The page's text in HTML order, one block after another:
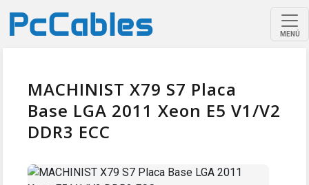
MENÚ
MACHINIST X79 S7 Placa
Base LGA 2011 Xeon E5 V1/V2
DDR3 ECC